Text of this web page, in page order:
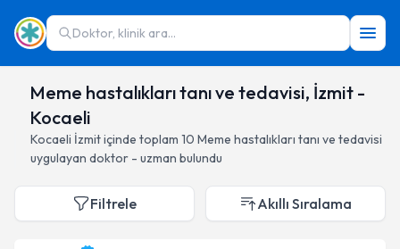
Doktor, klinik ara...
Meme hastalıkları tanı ve tedavisi, İzmit -
Kocaeli
Kocaeli İzmitiçinde toplam 10 Meme hastalıkları tanı ve tedavisi
uygulayan doktor - uzman bulundu
Filtrele Akıllı Sıralama